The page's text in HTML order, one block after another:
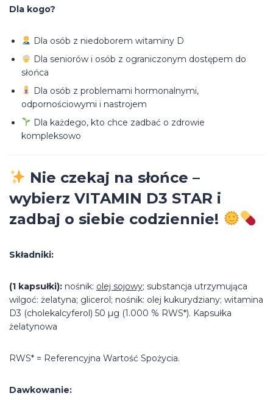
Dla kogo?
Dla osób z niedoborem witaminy D
Dla seniorów i osób z ograniczonym dostępem do
słońca
Dla osób z problemami hormonalnymi,
odpornościowymi i nastrojem
Dla każdego, kto chce zadbać o zdrowie
kompleksowo
Nie czekaj na słońce –
wybierz VITAMIN D3 STAR i
zadbaj o siebie codziennie!
Składniki:
(1 kapsułki): nośnik: olej sojowy; substancja utrzymująca
wilgoć: żelatyna; glicerol; nośnik: olej kukurydziany; witamina
D3 (cholekalcyferol) 50 µg (1.000 % RWS*). Kapsułka
żelatynowa
RWS* = Referencyjna Wartość Spożycia.
Dawkowanie: